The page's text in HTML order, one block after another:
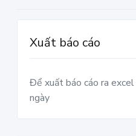
Xuất báo cáo
Để xuất báo cáo ra
ngày